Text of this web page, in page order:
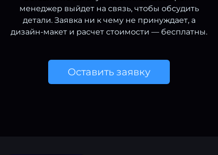
менеджер выйдет на связь, чтобы обсудить
детали. Заявка ни к чему не принуждает, а
дизайн-макет и расчет стоимости — бесплатны.
Оставить заявку